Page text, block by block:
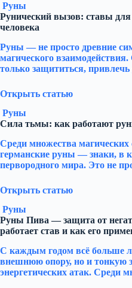
Руны
Рунический вызов: ставы
человека
Руны — не просто древние
магического
только защититься, привлечь
Открыть статью
Руны
Сила тьмы: как работают
Среди множества магических
германские руны — знаки, в
первородного мира. Это не
Открыть статью
Руны
Руны Пива — защита от
работает став и как его
С каждым годом всё больше
внешнюю опору, но и тонкую
энергетических атак. Среди